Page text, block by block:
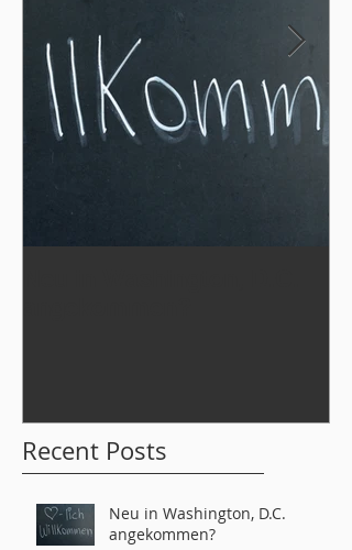
Recent Posts
Neu in Washington, D.C.
angekommen?